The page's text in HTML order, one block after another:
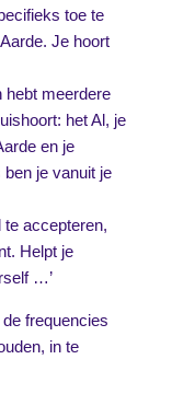
toe te
Je hoort
hebt meerdere
het Al, je
en je
je vanuit je
te accepteren,
Helpt je
…’
frequencies
in te